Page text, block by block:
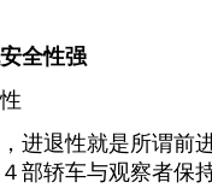
全性强
退性就是所谓前
部轿车与观察者保